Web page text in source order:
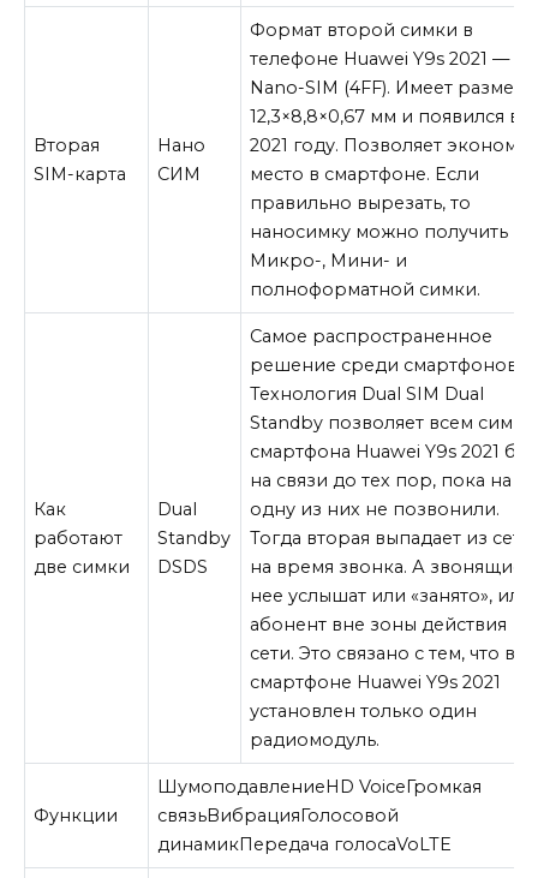
Вторая
SIM-карта
Нано
СИМ
Формат второй симки в
телефоне Huawei Y9s 2021 —
Nano-SIM (4FF). Имеет
12,3×8,8×0,67 мм и появился в
2021 году. Позволяет
место в смартфоне. Если
правильно вырезать, то
наносимку можно получить из
Микро-, Мини- и
полноформатной симки.
Как
работают
две симки
Dual
Standby
DSDS
Самое распространенное
решение среди смартфонов.
Технология Dual SIM Dual
Standby позволяет всем
смартфона Huawei Y9s 2021
на связи до тех пор, пока на
одну из них не позвонили.
Тогда вторая выпадает из сети
на время звонка. А звонящие
нее услышат или «занято», или
абонент вне зоны действия
сети. Это связано с тем, что в
смартфоне Huawei Y9s 2021
установлен только один
радиомодуль.
Функции
ШумоподавлениеHD VoiceГромкая
связьВибрацияГолосовой
динамикПередача голосаVoLTE